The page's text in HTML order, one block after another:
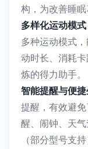
构，为改善睡眠
多样化运动模式
多种运动模式
动时长、消耗
炼的得力助手。
智能提醒与便
提醒，有效避
醒、闹钟、天
（部分型号支